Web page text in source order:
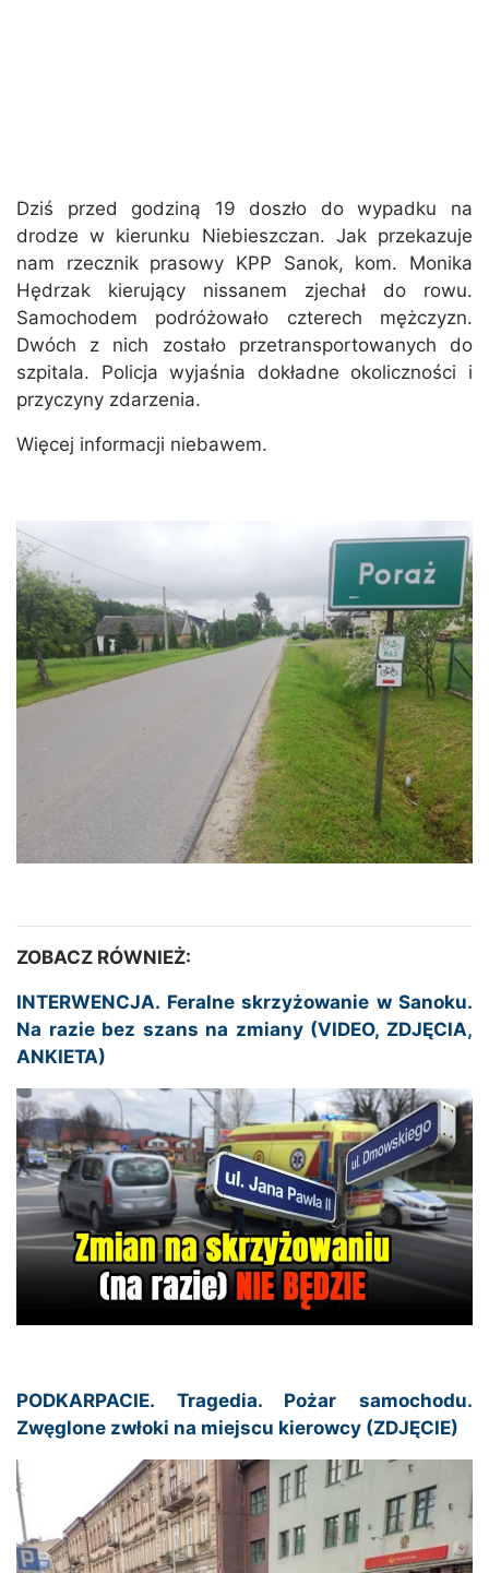
Dziś przed godziną 19 doszło do wypadku na
drodze w kierunku Niebieszczan. Jak przekazuje
nam rzecznik prasowy KPP Sanok, kom. Monika
Hędrzak kierujący nissanem zjechał do rowu.
Samochodem podróżowało czterech mężczyzn.
Dwóch z nich zostało przetransportowanych do
szpitala. Policja wyjaśnia dokładne okoliczności i
przyczyny zdarzenia.
Więcej informacji niebawem.
ZOBACZ RÓWNIEŻ:
INTERWENCJA. Feralne skrzyżowanie w Sanoku.
Na razie bez szans na zmiany (VIDEO, ZDJĘCIA,
ANKIETA)
PODKARPACIE. Tragedia. Pożar samochodu.
Zwęglone zwłoki na miejscu kierowcy (ZDJĘCIE)